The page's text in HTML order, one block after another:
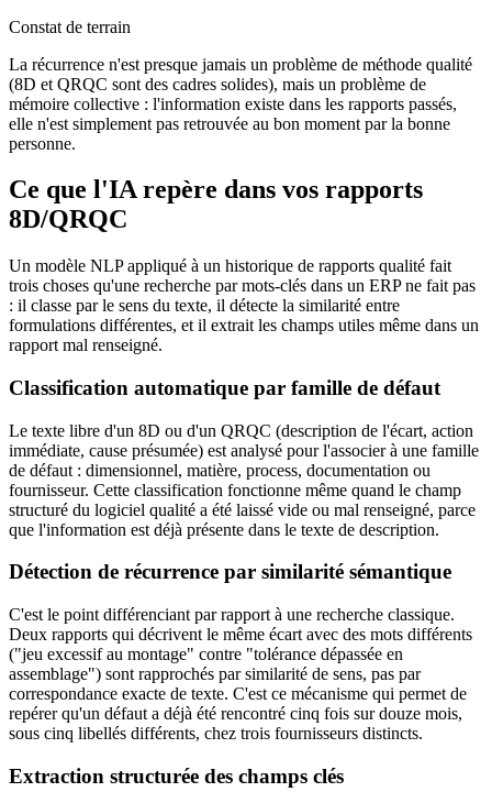
Constat de terrain
La récurrence n'est presque jamais un problème de méthode qualité
(8D et QRQC sont des cadres solides), mais un problème de
mémoire collective : l'information existe dans les rapports passés,
elle n'est simplement pas retrouvée au bon moment par la bonne
personne.
Ce que l'IA repère dans vos rapports
8D/QRQC
Un modèle NLP appliqué à un historique de rapports qualité fait
trois choses qu'une recherche par mots-clés dans un ERP ne fait pas
: il classe par le sens du texte, il détecte la similarité entre
formulations différentes, et il extrait les champs utiles même dans un
rapport mal renseigné.
Classification automatique par famille de défaut
Le texte libre d'un 8D ou d'un QRQC (description de l'écart, action
immédiate, cause présumée) est analysé pour l'associer à une famille
de défaut : dimensionnel, matière, process, documentation ou
fournisseur. Cette classification fonctionne même quand le champ
structuré du logiciel qualité a été laissé vide ou mal renseigné, parce
que l'information est déjà présente dans le texte de description.
Détection de récurrence par similarité sémantique
C'est le point différenciant par rapport à une recherche classique.
Deux rapports qui décrivent le même écart avec des mots différents
("jeu excessif au montage" contre "tolérance dépassée en
assemblage") sont rapprochés par similarité de sens, pas par
correspondance exacte de texte. C'est ce mécanisme qui permet de
repérer qu'un défaut a déjà été rencontré cinq fois sur douze mois,
sous cinq libellés différents, chez trois fournisseurs distincts.
Extraction structurée des champs clés